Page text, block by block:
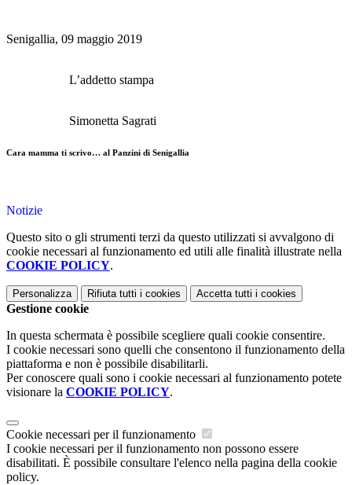
Senigallia, 09 maggio 2019
L’addetto stampa
Simonetta Sagrati
Cara mamma ti scrivo… al Panzini di Senigallia
Notizie
Questo sito o gli strumenti terzi da questo utilizzati si avvalgono di
cookie necessari al funzionamento ed utili alle finalità illustrate nella
COOKIE POLICY.
Personalizza Rifiuta tutti i cookies Accetta tutti i cookies
Gestione cookie
In questa schermata è possibile scegliere quali cookie consentire.
I cookie necessari sono quelli che consentono il funzionamento della
piattaforma e non è possibile disabilitarli.
Per conoscere quali sono i cookie necessari al funzionamento potete
visionare la COOKIE POLICY.
Cookie necessari per il funzionamento
I cookie necessari per il funzionamento non possono essere
disabilitati. È possibile consultare l'elenco nella pagina della cookie
policy.